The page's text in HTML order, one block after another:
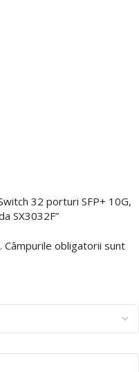
32 porturi SFP+ 10G,
SX3032F”
Câmpurile obligatorii sunt